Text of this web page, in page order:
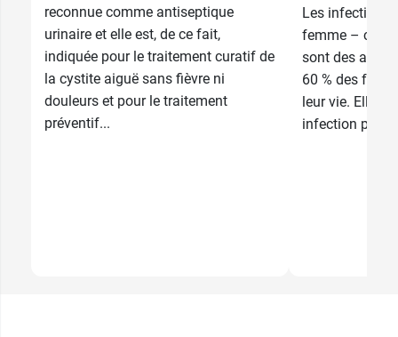
reconnue comme antiseptique
urinaire et elle est, de ce fait,
indiquée pour le traitement curatif de
la cystite aiguë sans fièvre ni
douleurs et pour le traitement
préventif...
Les infections
femme –
sont des
60 % des
leur vie. Elles
infection par